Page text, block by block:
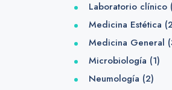
Laboratorio clínico
Medicina Estética
Medicina General
Microbiología (1)
Neumología (2)